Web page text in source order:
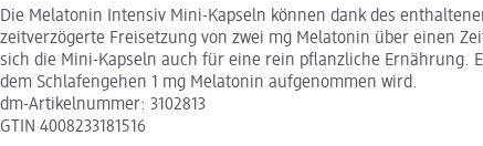
Die Melatonin Intensiv Mini-Kapseln können dank des
zeitverzögerte Freisetzung von zwei mg Melatonin über einen
sich die Mini-Kapseln auch für eine rein pflanzliche Ernährung.
dem Schlafengehen 1 mg Melatonin aufgenommen wird.
dm-Artikelnummer: 3102813
GTIN 4008233181516